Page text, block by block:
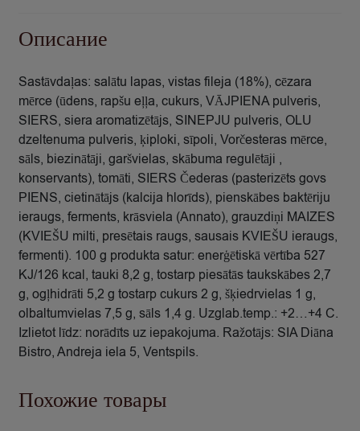
Описание
Sastāvdaļas: salātu lapas, vistas fileja (18%), cēzara
mērce (ūdens, rapšu eļļa, cukurs, VĀJPIENA pulveris,
SIERS, siera aromatizētājs, SINEPJU pulveris, OLU
dzeltenuma pulveris, ķiploki, sīpoli, Vorčesteras mērce,
sāls, biezinātāji, garšvielas, skābuma regulētāji ,
konservants), tomāti, SIERS Čederas (pasterizēts govs
PIENS, cietinātājs (kalcija hlorīds), pienskābes baktēriju
ieraugs, ferments, krāsviela (Annato), grauzdiņi MAIZES
(KVIEŠU milti, presētais raugs, sausais KVIEŠU ieraugs,
fermenti). 100 g produkta satur: enerģētiskā vērtība 527
KJ/126 kcal, tauki 8,2 g, tostarp piesātās taukskābes 2,7
g, ogļhidrāti 5,2 g tostarp cukurs 2 g, šķiedrvielas 1 g,
olbaltumvielas 7,5 g, sāls 1,4 g. Uzglab.temp.: +2…+4 C.
Izlietot līdz: norādīts uz iepakojuma. Ražotājs: SIA Diāna
Bistro, Andreja iela 5, Ventspils.
Похожие товары